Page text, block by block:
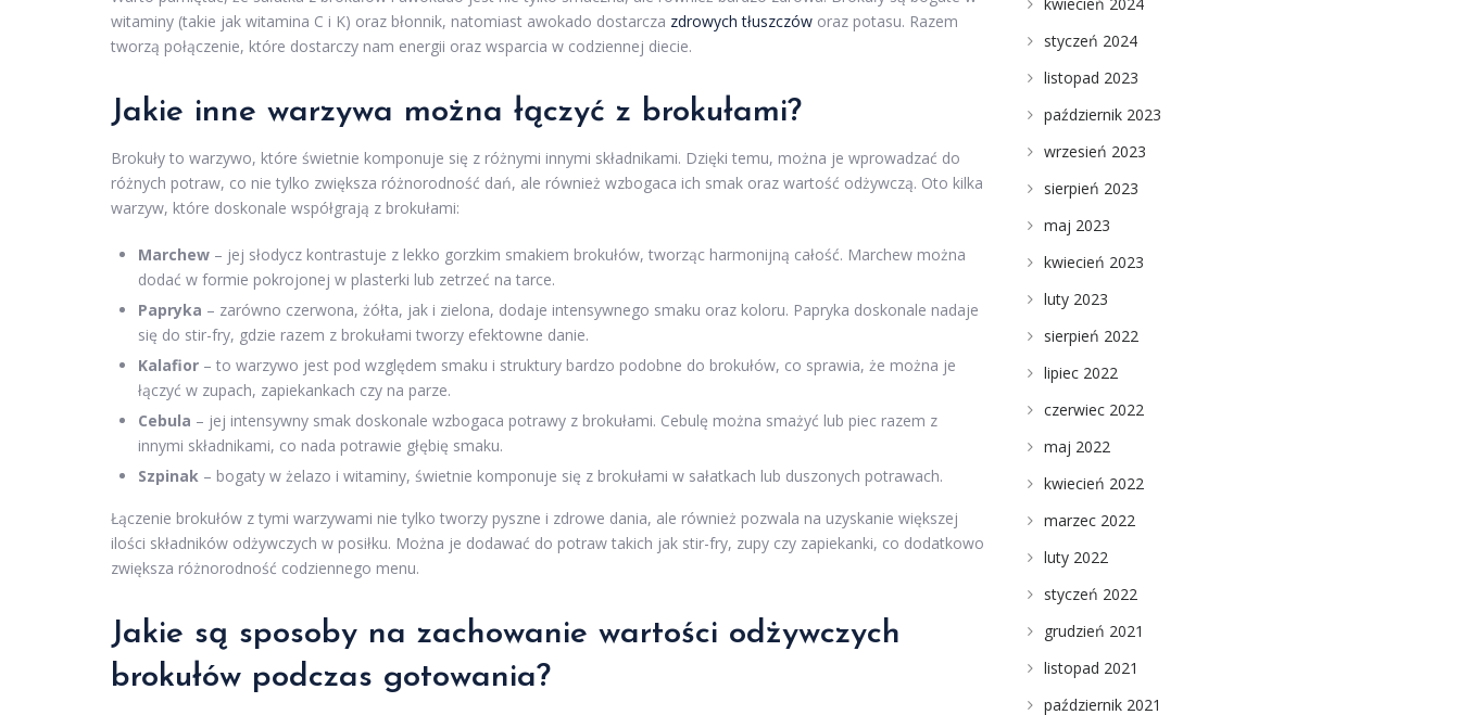
witaminy (takie jak witamina C i K) oraz błonnik, natomiast awokado dostarcza zdrowych tłuszczów oraz potasu. Razem
tworzą połączenie, które dostarczy nam energii oraz wsparcia w codziennej diecie.
Jakie inne warzywa można łączyć z brokułami?
Brokuły to warzywo, które świetnie komponuje się z różnymi innymi składnikami. Dzięki temu, można je wprowadzać do
różnych potraw, co nie tylko zwiększa różnorodność dań, ale również wzbogaca ich smak oraz wartość odżywczą. Oto kilka
warzyw, które doskonale współgrają z brokułami:
Marchew – jej słodycz kontrastuje z lekko gorzkim smakiem brokułów, tworząc harmonijną całość. Marchew można
dodać w formie pokrojonej w plasterki lub zetrzeć na tarce.
Papryka – zarówno czerwona, żółta, jak i zielona, dodaje intensywnego smaku oraz koloru. Papryka doskonale nadaje
się do stir-fry, gdzie razem z brokułami tworzy efektowne danie.
Kalafior – to warzywo jest pod względem smaku i struktury bardzo podobne do brokułów, co sprawia, że można je
łączyć w zupach, zapiekankach czy na parze.
Cebula – jej intensywny smak doskonale wzbogaca potrawy z brokułami. Cebulę można smażyć lub piec razem z
innymi składnikami, co nada potrawie głębię smaku.
Szpinak – bogaty w żelazo i witaminy, świetnie komponuje się z brokułami w sałatkach lub duszonych potrawach.
Łączenie brokułów z tymi warzywami nie tylko tworzy pyszne i zdrowe dania, ale również pozwala na uzyskanie większej
ilości składników odżywczych w posiłku. Można je dodawać do potraw takich jak stir-fry, zupy czy zapiekanki, co dodatkowo
zwiększa różnorodność codziennego menu.
Jakie są sposoby na zachowanie wartości odżywczych
brokułów podczas gotowania?
styczeń 2024
listopad 2023
październik 2023
wrzesień 2023
sierpień 2023
maj 2023
kwiecień 2023
luty 2023
sierpień 2022
lipiec 2022
czerwiec 2022
maj 2022
kwiecień 2022
marzec 2022
luty 2022
styczeń 2022
grudzień 2021
listopad 2021
październik 2021